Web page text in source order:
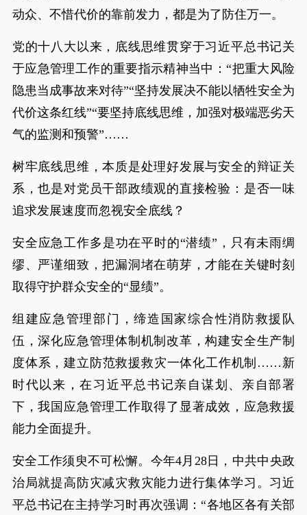
动众、不惜代价的靠前发力，都是为了防住万一。
党的十八大以来，底线思维贯穿于习近平总书记关
于应急管理工作的重要指示精神当中：“把重大风险
隐患当成事故来对待”“坚持发展决不能以牺牲安全为
代价这条红线”“要坚持底线思维，加强对极端恶劣天
气的监测和预警”……
树牢底线思维，本质是处理好发展与安全的辩证关
系，也是对党员干部政绩观的直接检验：是否一味
追求发展速度而忽视安全底线？
安全应急工作多是功在平时的“潜绩”，只有未雨绸
缪、严谨细致，把漏洞堵在萌芽，才能在关键时刻
取得守护群众安全的“显绩”。
组建应急管理部门，缔造国家综合性消防救援队
伍，深化应急管理体制机制改革，构建安全生产制
度体系，建立防范救援救灾一体化工作机制……新
时代以来，在习近平总书记亲自谋划、亲自部署
下，我国应急管理工作取得了显著成效，应急救援
能力全面提升。
安全工作须臾不可松懈。今年4月28日，中共中央政
治局就提高防灾减灾救灾能力进行集体学习。习近
平总书记在主持学习时再次强调：“各地区各有关部